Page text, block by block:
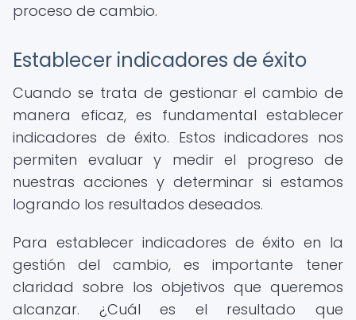
proceso de cambio.
Establecer indicadores de éxito
Cuando se trata de gestionar el cambio de
manera eficaz, es fundamental establecer
indicadores de éxito. Estos indicadores nos
permiten evaluar y medir el progreso de
nuestras acciones y determinar si estamos
logrando los resultados deseados.
Para establecer indicadores de éxito en la
gestión del cambio, es importante tener
claridad sobre los objetivos que queremos
alcanzar. ¿Cuál es el resultado que